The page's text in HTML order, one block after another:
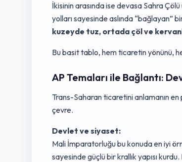
İkisinin arasında ise devasa Sahra
yolları sayesinde aslında “bağlayan”
kuzeyde tuz, ortada çöl ve
Bu basit tablo, hem ticaretin yönünü,
AP Temaları ile Bağlantı:
Trans-Saharan ticaretini anlamanın
çevre.
Devlet ve siyaset:
Mali İmparatorluğu bu konuda en iyi
sayesinde güçlü bir krallık yapısı